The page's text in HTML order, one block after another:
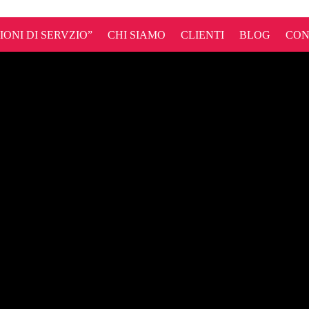
DI SERVZIO” CHI SIAMO CLIENTI BLOG